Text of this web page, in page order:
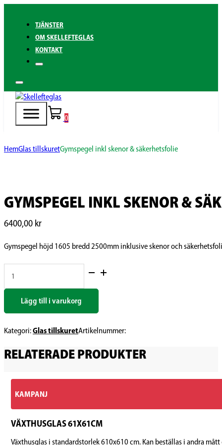
TJÄNSTER
OM SKELLEFTEGLAS
KONTAKT
0
HemGlas tillskuretGymspegel inkl skenor & säkerhetsfolie
GYMSPEGEL INKL SKENOR &
6400,00 kr
Gymspegel höjd 1605 bredd 2500mm inklusive skenor och
Gymspegel
inkl
skenor
&
Lägg till i varukorg
Kategori:Glas tillskuretArtikelnummer:
RELATERADE PRODUKTER
KAMPANJ
VÄXTHUSGLAS 61X61CM
Växthusglas i standardstorlek 610x610 cm. Kan beställas i andra mått